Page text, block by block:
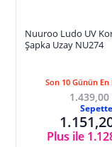
Nuuroo Ludo UV
Şapka Uzay NU274
Son 10 Günün En
1.439,00
Sepette
Plus ile